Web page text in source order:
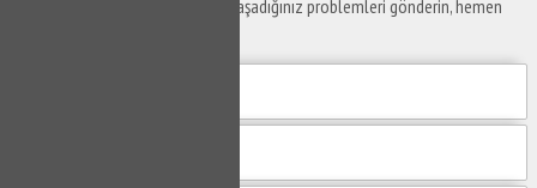
Yaşam alanlarınız ve ofislerinizde yaşadığınız problemleri gönderin, hemen